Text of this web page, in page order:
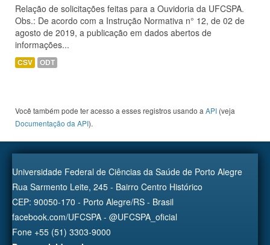
Relação de solicitações feitas para a Ouvidoria da UFCSPA.
Obs.: De acordo com a Instrução Normativa n° 12, de 02 de
agosto de 2019, a publicação em dados abertos de
informações...
CSV ODT
Você também pode ter acesso a esses registros usando a API (veja
Documentação da API).
Universidade Federal de Ciências da Saúde de Porto Alegre
Rua Sarmento Leite, 245 - Bairro Centro Histórico
CEP: 90050-170 - Porto Alegre/RS - Brasil
facebook.com/UFCSPA - @UFCSPA_oficial
Fone +55 (51) 3303-9000